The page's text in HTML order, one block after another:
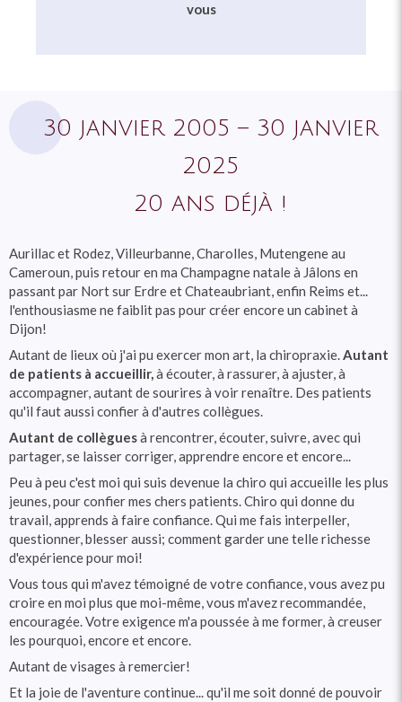
vous
30 janvier 2005 – 30 janvier
2025
20 ans déjà !
Aurillac et Rodez, Villeurbanne, Charolles, Mutengene au
Cameroun, puis retour en ma Champagne natale à Jâlons en
passant par Nort sur Erdre et Chateaubriant, enfin Reims et...
l'enthousiasme ne faiblit pas pour créer encore un cabinet à
Dijon!
Autant de lieux où j'ai pu exercer mon art, la chiropraxie.Autant
de patients à accueillir,à écouter, à rassurer, à ajuster, à
accompagner, autant de sourires à voir renaître. Des patients
qu'il faut aussi confier à d'autres collègues.
Autant de collèguesà rencontrer, écouter, suivre, avec qui
partager, se laisser corriger, apprendre encore et encore...
Peu à peu c'est moi qui suis devenue la chiro qui accueille les plus
jeunes, pour confier mes chers patients. Chiro qui donne du
travail, apprends à faire confiance. Qui me fais interpeller,
questionner, blesser aussi; comment garder une telle richesse
d'expérience pour moi!
Vous tous qui m'avez témoigné de votre confiance, vous avez pu
croire en moi plus que moi-même, vous m'avez recommandée,
encouragée. Votre exigence m'a poussée à me former, à creuser
les pourquoi, encore et encore.
Autant de visages à remercier!
Et la joie de l'aventure continue... qu'il me soit donné de pouvoir